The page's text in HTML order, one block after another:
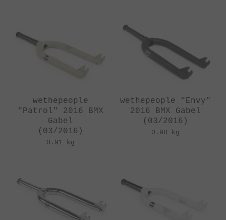
wethepeople
"Patrol" 2016 BMX
Gabel
(03/2016)
0.91 kg
wethepeople "Envy"
2016 BMX Gabel
(03/2016)
0.98 kg